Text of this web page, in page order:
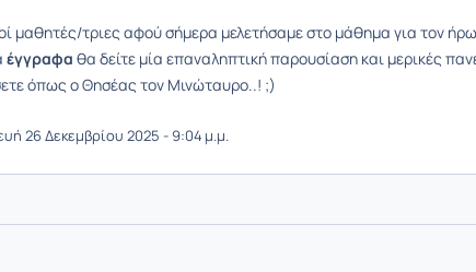
μαθητές/τριες αφού σήμερα μελετήσαμε στο μάθημα για τον
έγγραφα θα δείτε μία επαναληπτική παρουσίαση και μερικές
όπως ο Θησέας τον Μινώταυρο..! ;)
26 Δεκεμβρίου 2025 - 9:04 μ.μ.